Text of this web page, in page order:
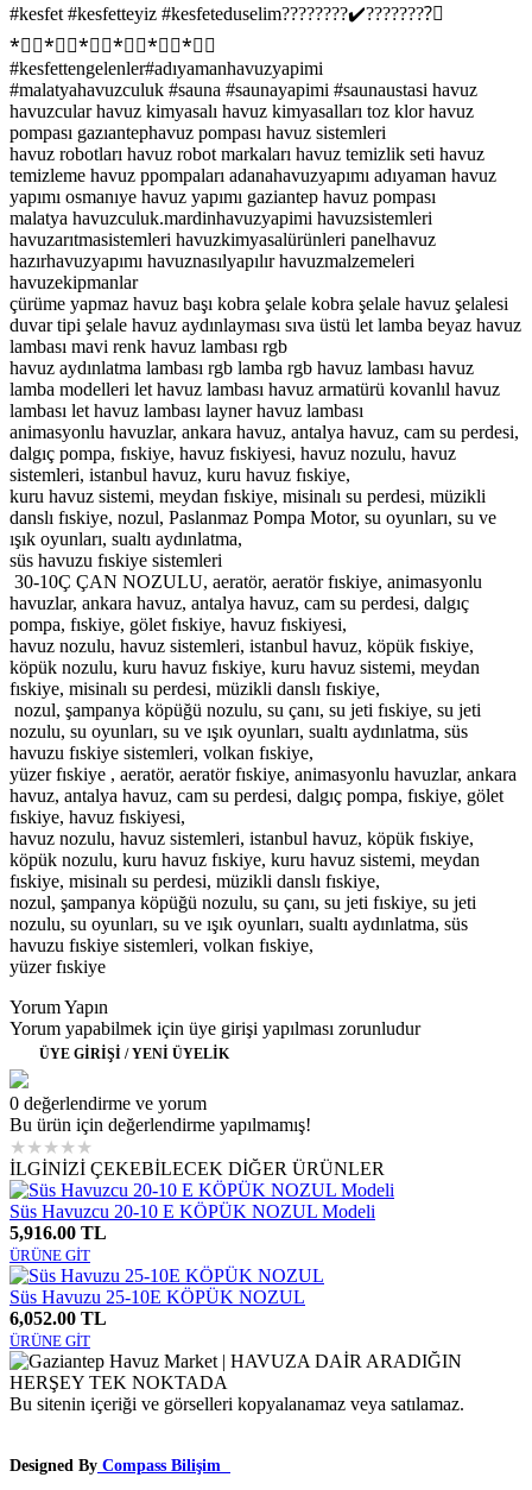
#kesfet #kesfetteyiz #kesfeteduselim????????✔️????????⃣
*⃣⃣*⃣⃣*⃣⃣*⃣⃣*⃣⃣*⃣⃣
#kesfettengelenler#adıyamanhavuzyapimi
#malatyahavuzculuk #sauna #saunayapimi #saunaustasi havuz
havuzcular havuz kimyasalı havuz kimyasalları toz klor havuz
pompası gazıantephavuz pompası havuz sistemleri
havuz robotları havuz robot markaları havuz temizlik seti havuz
temizleme havuz ppompaları adanahavuzyapımı adıyaman havuz
yapımı osmanıye havuz yapımı gaziantep havuz pompası
malatya havuzculuk.mardinhavuzyapimi havuzsistemleri
havuzarıtmasistemleri havuzkimyasalürünleri panelhavuz
hazırhavuzyapımı havuznasılyapılır havuzmalzemeleri
havuzekipmanlar
çürüme yapmaz havuz başı kobra şelale kobra şelale havuz şelalesi
duvar tipi şelale havuz aydınlayması sıva üstü let lamba beyaz havuz
lambası mavi renk havuz lambası rgb
havuz aydınlatma lambası rgb lamba rgb havuz lambası havuz
lamba modelleri let havuz lambası havuz armatürü kovanlıl havuz
lambası let havuz lambası layner havuz lambası
animasyonlu havuzlar, ankara havuz, antalya havuz, cam su perdesi,
dalgıç pompa, fıskiye, havuz fıskiyesi, havuz nozulu, havuz
sistemleri, istanbul havuz, kuru havuz fıskiye,
kuru havuz sistemi, meydan fıskiye, misinalı su perdesi, müzikli
danslı fıskiye, nozul, Paslanmaz Pompa Motor, su oyunları, su ve
ışık oyunları, sualtı aydınlatma,
süs havuzu fıskiye sistemleri
30-10Ç ÇAN NOZULU, aeratör, aeratör fıskiye, animasyonlu
havuzlar, ankara havuz, antalya havuz, cam su perdesi, dalgıç
pompa, fıskiye, gölet fıskiye, havuz fıskiyesi,
havuz nozulu, havuz sistemleri, istanbul havuz, köpük fıskiye,
köpük nozulu, kuru havuz fıskiye, kuru havuz sistemi, meydan
fıskiye, misinalı su perdesi, müzikli danslı fıskiye,
nozul, şampanya köpüğü nozulu, su çanı, su jeti fıskiye, su jeti
nozulu, su oyunları, su ve ışık oyunları, sualtı aydınlatma, süs
havuzu fıskiye sistemleri, volkan fıskiye,
yüzer fıskiye , aeratör, aeratör fıskiye, animasyonlu havuzlar, ankara
havuz, antalya havuz, cam su perdesi, dalgıç pompa, fıskiye, gölet
fıskiye, havuz fıskiyesi,
havuz nozulu, havuz sistemleri, istanbul havuz, köpük fıskiye,
köpük nozulu, kuru havuz fıskiye, kuru havuz sistemi, meydan
fıskiye, misinalı su perdesi, müzikli danslı fıskiye,
nozul, şampanya köpüğü nozulu, su çanı, su jeti fıskiye, su jeti
nozulu, su oyunları, su ve ışık oyunları, sualtı aydınlatma, süs
havuzu fıskiye sistemleri, volkan fıskiye,
yüzer fıskiye
Yorum Yapın
Yorum yapabilmek için üye girişi yapılması zorunludur
ÜYE GİRİŞİ / YENİ ÜYELİK
0 değerlendirme ve yorum
Bu ürün için değerlendirme yapılmamış!
★★★★★
İLGİNİZİ ÇEKEBİLECEK DİĞER ÜRÜNLER
Süs Havuzcu 20-10 E KÖPÜK NOZUL Modeli
5,916.00 TL
ÜRÜNE GİT
Süs Havuzu 25-10E KÖPÜK NOZUL
6,052.00 TL
ÜRÜNE GİT
Bu sitenin içeriği ve görselleri kopyalanamaz veya satılamaz.
Designed By Compass Bilişim